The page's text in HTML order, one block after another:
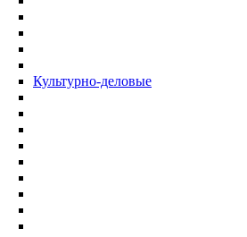
Культурно-деловые